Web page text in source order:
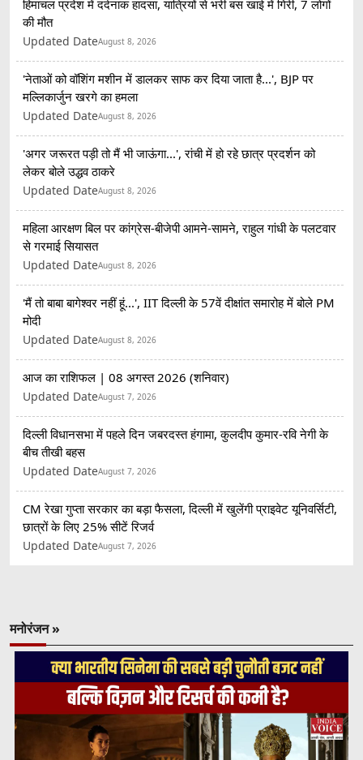
हिमाचल प्रदेश में दर्दनाक हादसा, यात्रियों से भरी बस खाई में गिरी, 7 लोगों
की मौत
Updated DateAugust 8, 2026
'नेताओं को वॉशिंग मशीन में डालकर साफ कर दिया जाता है...', BJP पर
मल्लिकार्जुन खरगे का हमला
Updated DateAugust 8, 2026
'अगर जरूरत पड़ी तो मैं भी जाऊंगा...', रांची में हो रहे छात्र प्रदर्शन को
लेकर बोले उद्धव ठाकरे
Updated DateAugust 8, 2026
महिला आरक्षण बिल पर कांग्रेस-बीजेपी आमने-सामने, राहुल गांधी के पलटवार
से गरमाई सियासत
Updated DateAugust 8, 2026
'मैं तो बाबा बागेश्वर नहीं हूं...', IIT दिल्ली के 57वें दीक्षांत समारोह में बोले PM
मोदी
Updated DateAugust 8, 2026
आज का राशिफल | 08 अगस्त 2026 (शनिवार)
Updated DateAugust 7, 2026
दिल्ली विधानसभा में पहले दिन जबरदस्त हंगामा, कुलदीप कुमार-रवि नेगी के
बीच तीखी बहस
Updated DateAugust 7, 2026
CM रेखा गुप्ता सरकार का बड़ा फैसला, दिल्ली में खुलेंगी प्राइवेट यूनिवर्सिटी,
छात्रों के लिए 25% सीटें रिजर्व
Updated DateAugust 7, 2026
मनोरंजन »